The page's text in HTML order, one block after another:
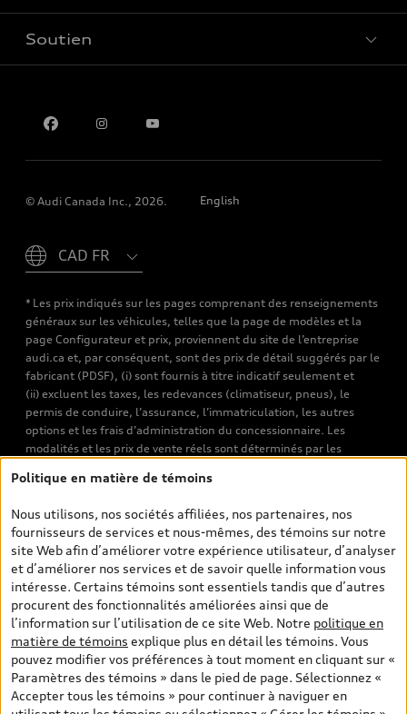
Soutien
© Audi Canada Inc., 2026. English
* Les prix indiqués sur les pages comprenant des renseignements
généraux sur les véhicules, telles que la page de modèles et la
page Configurateur et prix, proviennent du site de l’entreprise
audi.ca et, par conséquent, sont des prix de détail suggérés par le
fabricant (PDSF), (i) sont fournis à titre indicatif seulement et
(ii) excluent les taxes, les redevances (climatiseur, pneus), le
permis de conduire, l’assurance, l’immatriculation, les autres
options et les frais d’administration du concessionnaire. Les
modalités et les prix de vente réels sont déterminés par les
véhicules neufs et d’occasion sont les prix de vente établis par les
de transport et d’inspection de prélivraison, les taxes
environnementales (pour les véhicules neufs) et les frais
d’administration des concessionnaires. Toutefois, les taxes de
vente sont exclues. Veuillez noter que les prix de l’estimateur de
versements sont des PDSF s’il a été consulté au moyen de l’onglet
Configurateur et prix (à titre indicatif). Toutefois, s’il a été
consulté à partir des pages de recherche de véhicules neufs et
d’occasion, les prix indiqués sont des prix de vente (prix de vente
réels). Sur les pages de renseignements généraux sur les
véhicules, les modèles sont montrés à titre indicatif seulement,
avec des caractéristiques qui peuvent ne pas être offertes sur les
Politique en matière de témoins
Nous utilisons, nos sociétés affiliées, nos partenaires, nos
fournisseurs de services et nous-mêmes, des témoins sur notre
site Web afin d’améliorer votre expérience utilisateur, d’analyser
et d’améliorer nos services et de savoir quelle information vous
intéresse. Certains témoins sont essentiels tandis que d’autres
procurent des fonctionnalités améliorées ainsi que de
l’information sur l’utilisation de ce site Web. Notre politique en
matière de témoins explique plus en détail les témoins. Vous
pouvez modifier vos préférences à tout moment en cliquant sur «
Paramètres des témoins » dans le pied de page. Sélectionnez «
Accepter tous les témoins » pour continuer à naviguer en